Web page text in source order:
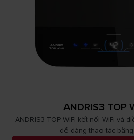
ANDRIS3 TOP
ANDRIS3 TOP WIFI kết nối WiFi và
dễ dàng thao tác